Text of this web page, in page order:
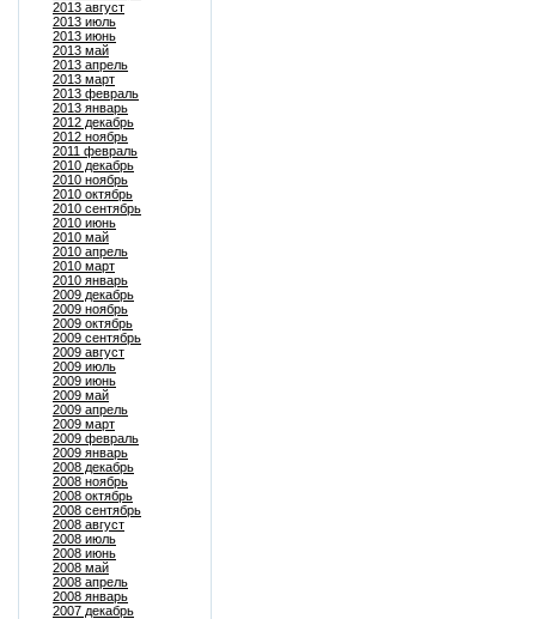
2013 август
2013 июль
2013 июнь
2013 май
2013 апрель
2013 март
2013 февраль
2013 январь
2012 декабрь
2012 ноябрь
2011 февраль
2010 декабрь
2010 ноябрь
2010 октябрь
2010 сентябрь
2010 июнь
2010 май
2010 апрель
2010 март
2010 январь
2009 декабрь
2009 ноябрь
2009 октябрь
2009 сентябрь
2009 август
2009 июль
2009 июнь
2009 май
2009 апрель
2009 март
2009 февраль
2009 январь
2008 декабрь
2008 ноябрь
2008 октябрь
2008 сентябрь
2008 август
2008 июль
2008 июнь
2008 май
2008 апрель
2008 январь
2007 декабрь